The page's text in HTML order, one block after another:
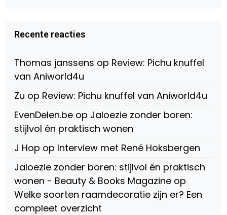
Beauty-
147775071915783/?
Facebook
op
Twitter
op
Instagram
Recente reacties
Thomas janssens op Review: Pichu knuffel
van Aniworld4u
Zu op Review: Pichu knuffel van Aniworld4u
EvenDelen.be op Jaloezie zonder boren:
stijlvol én praktisch wonen
J Hop op Interview met René Hoksbergen
Jaloezie zonder boren: stijlvol én praktisch
wonen - Beauty & Books Magazine op
Welke soorten raamdecoratie zijn er? Een
compleet overzicht